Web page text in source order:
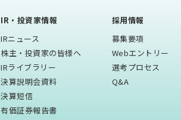
IR・投資家情報
IRニュース
株主・投資家の皆様へ
IRライブラリー
決算説明会資料
決算短信
有価証券報告書
採用情報
募集要項
Webエントリー
選考プロセス
Q&A